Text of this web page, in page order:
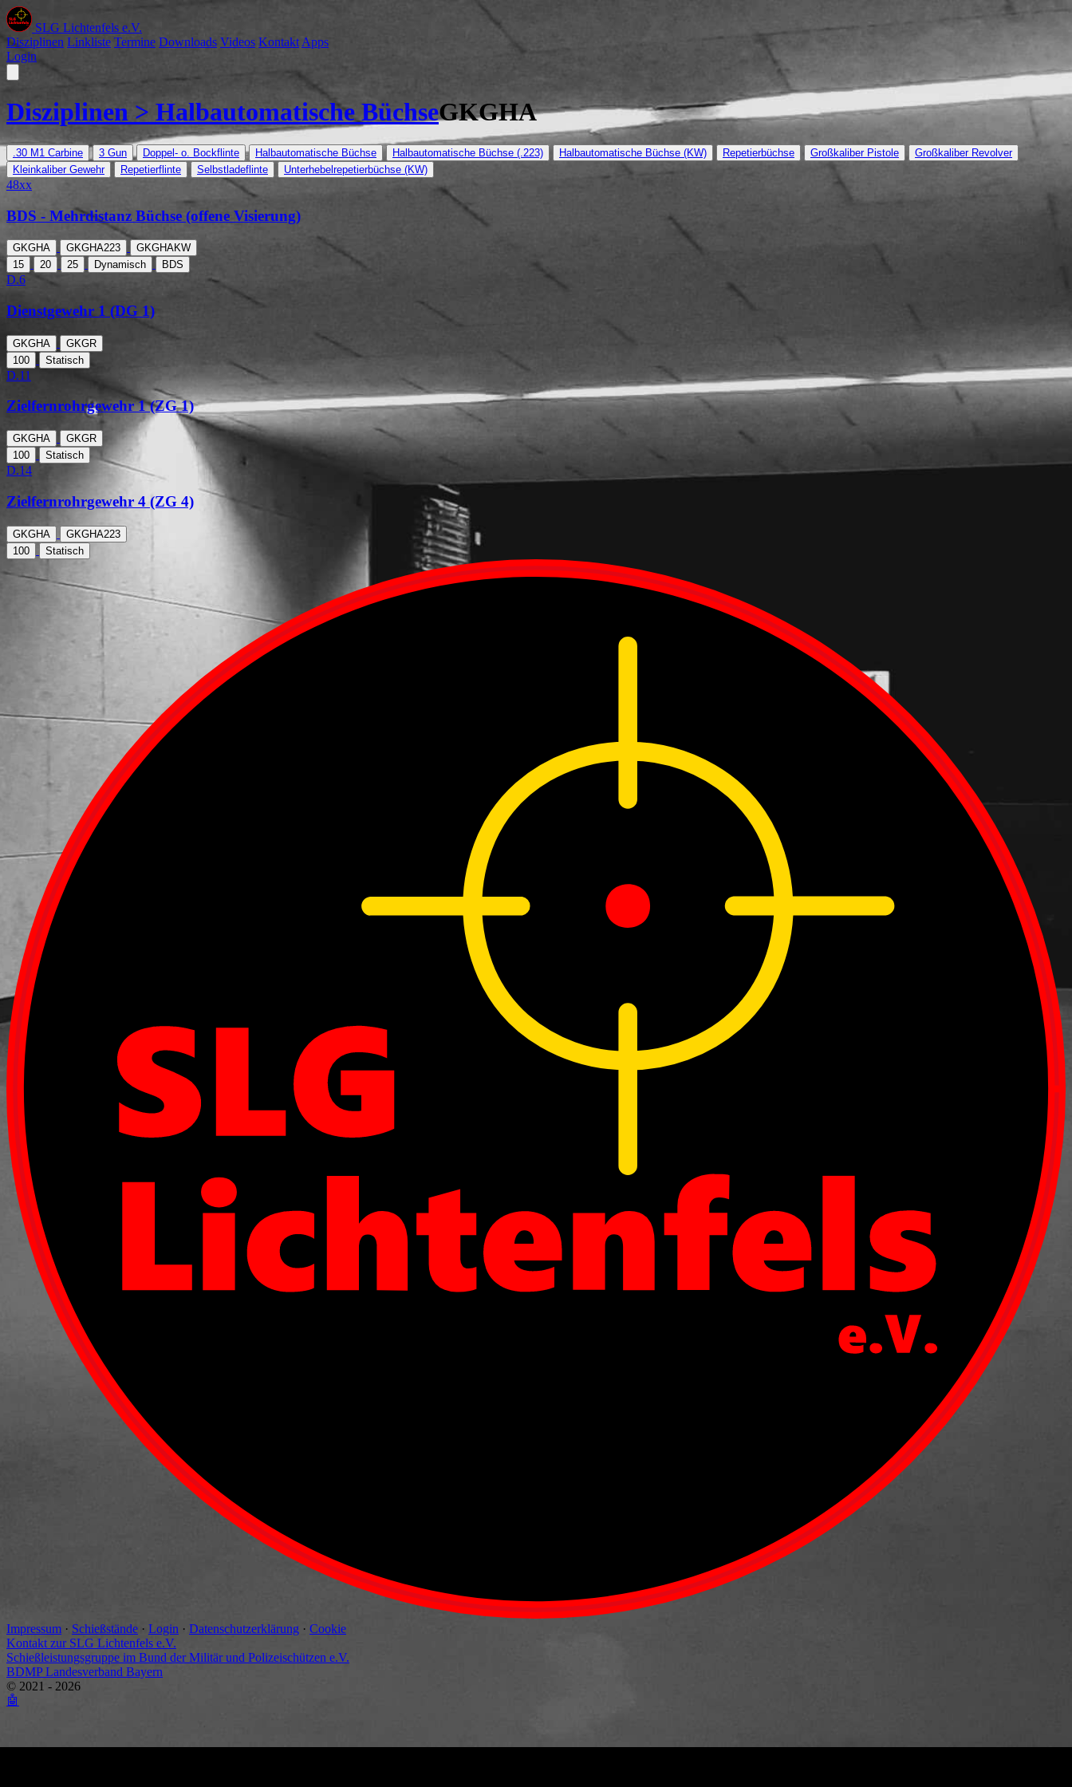
SLG Lichtenfels e.V.
Disziplinen Linkliste Termine Downloads Videos Kontakt Apps
Login
Disziplinen > Halbautomatische BüchseGKGHA
.30 M1 Carbine 3 Gun Doppel- o. Bockflinte Halbautomatische Büchse Halbautomatische Büchse (.223) Halbautomatische Büchse (KW) Repetierbüchse Großkaliber Pistole
Großkaliber Revolver
Kleinkaliber Gewehr
Repetierflinte Selbstladeflinte Unterhebelrepetierbüchse (KW)
48xx
BDS - Mehrdistanz Büchse (offene Visierung)
GKGHA GKGHA223
GKGHAKW
15
20 25 Dynamisch BDS
D.6
Dienstgewehr 1 (DG 1)
GKGHA
GKGR
100
Statisch
D.11
Zielfernrohrgewehr 1 (ZG 1)
GKGHA
GKGR
100
Statisch
D.14
Zielfernrohrgewehr 4 (ZG 4)
GKGHA
GKGHA223
100
Statisch
Impressum · Schießstände · Login · Datenschutzerklärung · Cookie
Kontakt zur SLG Lichtenfels e.V.
Schießleistungsgruppe im Bund der Militär und Polizeischützen e.V.
BDMP Landesverband Bayern
© 2021 - 2026
🤖